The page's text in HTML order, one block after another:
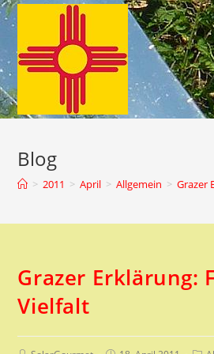
Zum
springen
Blog
> 2011 > April > Allgemein > Grazer
Grazer Erklärung:
Vielfalt